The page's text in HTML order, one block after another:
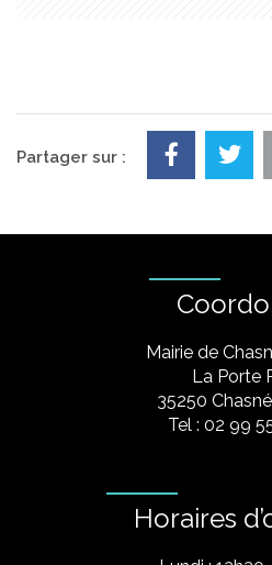
Partager sur :
Mairie de
La Porte
35250
Tel : 02 99
Horaires